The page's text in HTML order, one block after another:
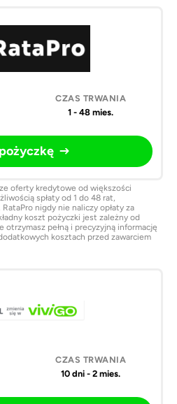
1 - 48 mies.
oferty kredytowe od większości
spłaty od 1 do 48 rat,
nigdy nie naliczy opłaty za
koszt pożyczki jest zależny od
otrzymasz pełną i precyzyjną informację
kosztach przed zawarciem
10 dni - 2 mies.